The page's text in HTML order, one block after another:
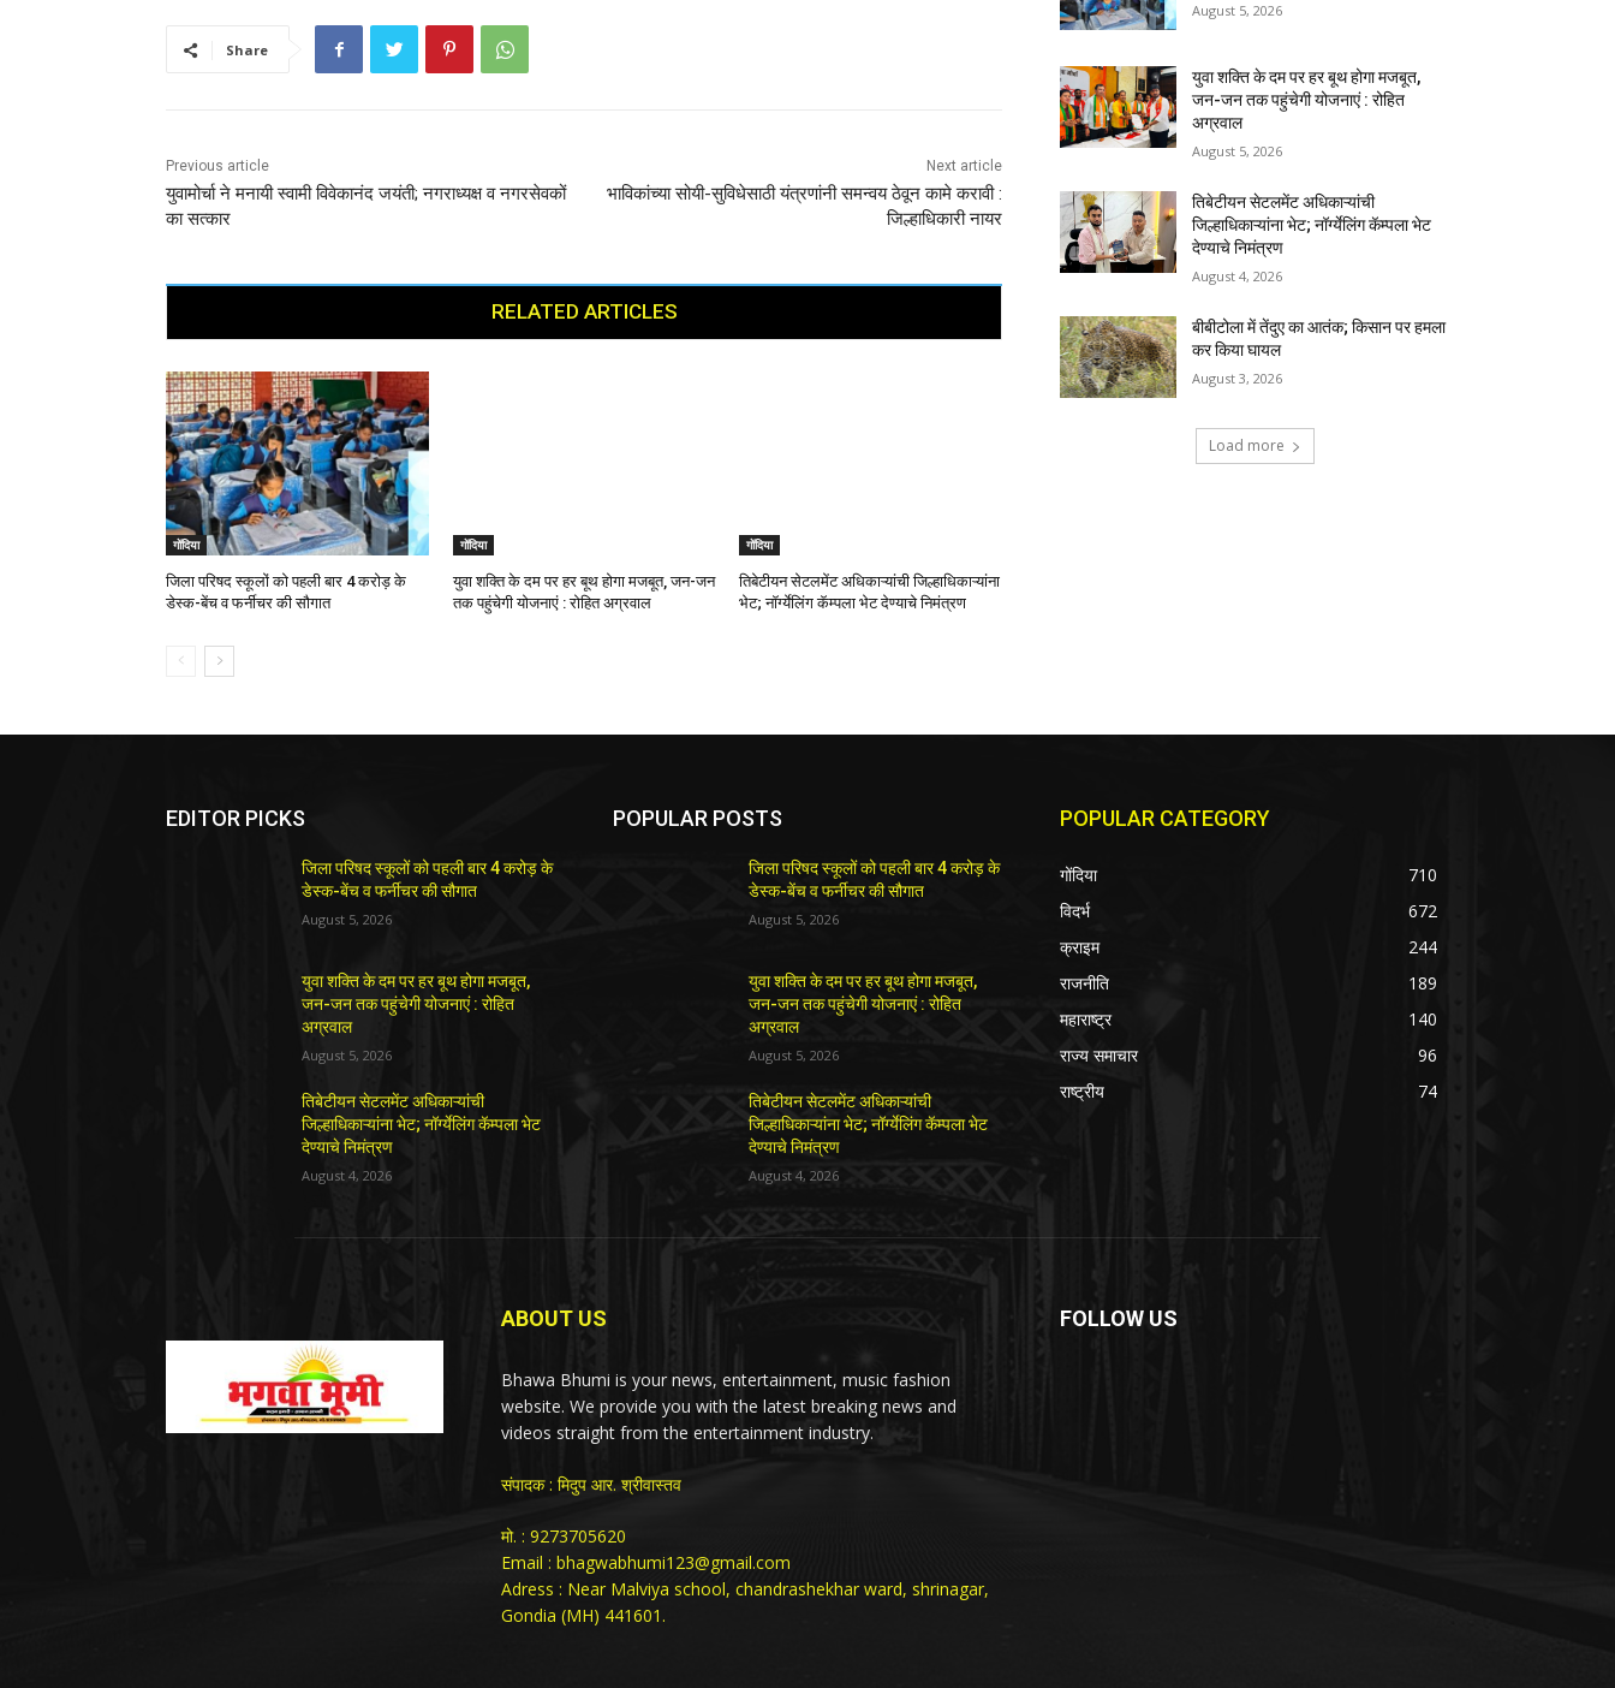
Share
Previous article
युवामोर्चा ने मनायी स्वामी विवेकानंद जयंती; नगराध्यक्ष व नगरसेवकों
का सत्कार
Next article
भाविकांच्या सोयी-सुविधेसाठी यंत्रणांनी समन्वय ठेवून कामे करावी :
जिल्हाधिकारी नायर
RELATED ARTICLES
गोंदिया
जिला परिषद स्कूलों को पहली बार 4 करोड़ के
डेस्क-बेंच व फर्नीचर की सौगात
गोंदिया
युवा शक्ति के दम पर हर बूथ होगा मजबूत, जन-जन
तक पहुंचेगी योजनाएं : रोहित अग्रवाल
गोंदिया
तिबेटीयन सेटलमेंट अधिकाऱ्यांची जिल्हाधिकाऱ्यांना
भेट; नॉर्ग्येलिंग कॅम्पला भेट देण्याचे निमंत्रण
August 5, 2026
युवा शक्ति के दम पर हर बूथ होगा मजबूत,
जन-जन तक पहुंचेगी योजनाएं : रोहित
अग्रवाल
August 5, 2026
तिबेटीयन सेटलमेंट अधिकाऱ्यांची
जिल्हाधिकाऱ्यांना भेट; नॉर्ग्येलिंग कॅम्पला भेट
देण्याचे निमंत्रण
August 4, 2026
बीबीटोला में तेंदुए का आतंक; किसान पर हमला
कर किया घायल
August 3, 2026
Load more
EDITOR PICKS
जिला परिषद स्कूलों को पहली बार 4 करोड़ के
डेस्क-बेंच व फर्नीचर की सौगात
August 5, 2026
युवा शक्ति के दम पर हर बूथ होगा मजबूत,
जन-जन तक पहुंचेगी योजनाएं : रोहित
अग्रवाल
August 5, 2026
तिबेटीयन सेटलमेंट अधिकाऱ्यांची
जिल्हाधिकाऱ्यांना भेट; नॉर्ग्येलिंग कॅम्पला भेट
देण्याचे निमंत्रण
August 4, 2026
POPULAR POSTS
जिला परिषद स्कूलों को पहली बार 4 करोड़ के
डेस्क-बेंच व फर्नीचर की सौगात
August 5, 2026
युवा शक्ति के दम पर हर बूथ होगा मजबूत,
जन-जन तक पहुंचेगी योजनाएं : रोहित
अग्रवाल
August 5, 2026
तिबेटीयन सेटलमेंट अधिकाऱ्यांची
जिल्हाधिकाऱ्यांना भेट; नॉर्ग्येलिंग कॅम्पला भेट
देण्याचे निमंत्रण
August 4, 2026
POPULAR CATEGORY
गोंदिया
710
विदर्भ
672
क्राइम
244
राजनीति
189
महाराष्ट्र
140
राज्य समाचार
96
राष्ट्रीय
74
ABOUT US
Bhawa Bhumi is your news, entertainment, music fashion
website. We provide you with the latest breaking news and
videos straight from the entertainment industry.
संपादक : मिदुप आर. श्रीवास्तव
मो. : 9273705620
Email : bhagwabhumi123@gmail.com
Adress : Near Malviya school, chandrashekhar ward, shrinagar,
Gondia (MH) 441601.
FOLLOW US